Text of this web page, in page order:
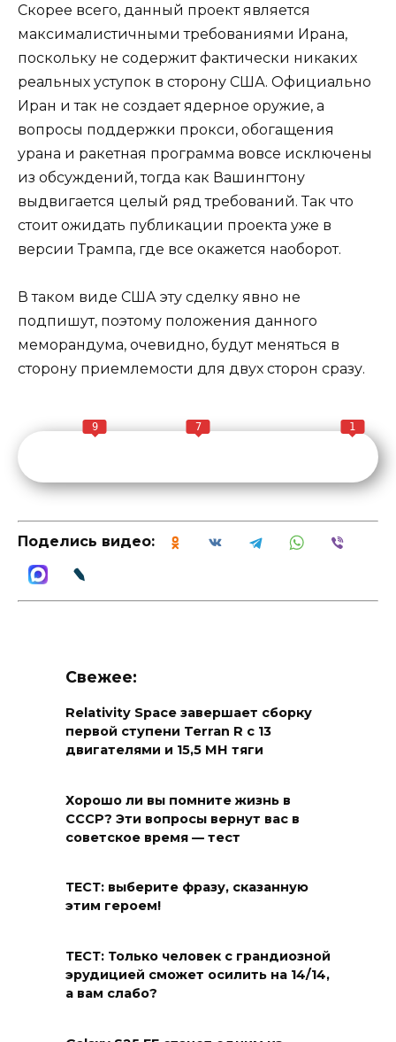
Скорее всего, данный проект является
максималистичными требованиями Ирана,
поскольку не содержит фактически никаких
реальных уступок в сторону США. Официально
Иран и так не создает ядерное оружие, а
вопросы поддержки прокси, обогащения
урана и ракетная программа вовсе исключены
из обсуждений, тогда как Вашингтону
выдвигается целый ряд требований. Так что
стоит ожидать публикации проекта уже в
версии Трампа, где все окажется наоборот.
В таком виде США эту сделку явно не
подпишут, поэтому положения данного
меморандума, очевидно, будут меняться в
сторону приемлемости для двух сторон сразу.
9 7 1
Поделись видео:
Свежее:
Relativity Space завершает сборку
первой ступени Terran R с 13
двигателями и 15,5 МН тяги
Хорошо ли вы помните жизнь в
СССР? Эти вопросы вернут вас в
советское время — тест
ТЕСТ: выберите фразу, сказанную
этим героем!
ТЕСТ: Только человек с грандиозной
эрудицией сможет осилить на 14/14,
а вам слабо?